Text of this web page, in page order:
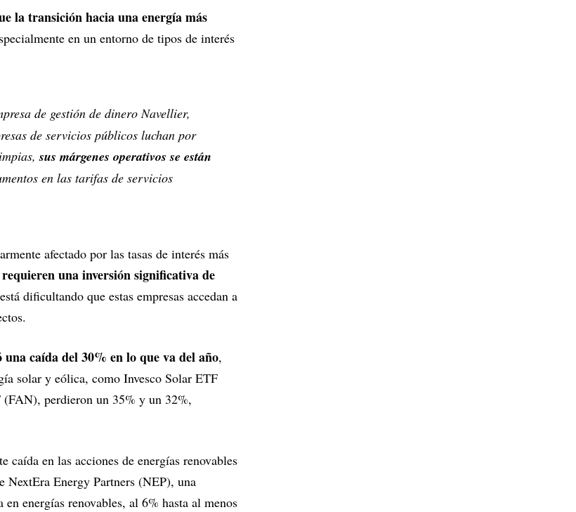
la transición hacia una energía más
en un entorno de tipos de interés
de gestión de dinero Navellier,
de servicios públicos luchan por
sus márgenes operativos se están
en las tarifas de servicios
afectado por las tasas de interés más
una inversión significativa de
dificultando que estas empresas accedan a
caída del 30% en lo que va del año,
solar y eólica, como Invesco Solar ETF
perdieron un 35% y un 32%,
en las acciones de energías renovables
Energy Partners (NEP), una
energías renovables, al 6% hasta al menos